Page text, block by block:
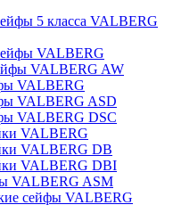
5 класса VALBERG
VALBERG
VALBERG AW
VALBERG
VALBERG ASD
VALBERG DSC
VALBERG
VALBERG DB
VALBERG DBI
VALBERG ASM
сейфы VALBERG